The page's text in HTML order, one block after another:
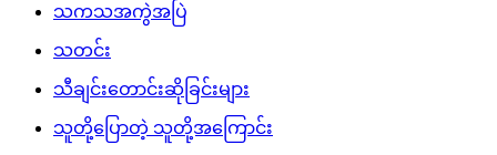
သကသအကွဲအပြဲ
သတင်း
သီချင်းတောင်းဆိုခြင်းများ
သူတို့ပြောတဲ့ သူတို့အကြောင်း